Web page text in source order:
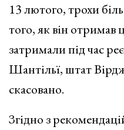
13 лютого, трохи
того, як він отримав
затримали під час
Шантільї, штат
скасовано.
Згідно з